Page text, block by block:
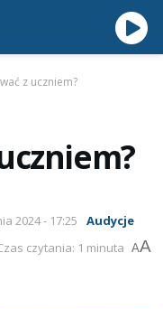
z uczniem?
2024 - 17:25
Audycje
czytania: 1 minuta AA